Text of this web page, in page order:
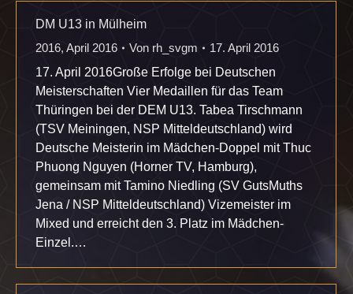
DM U13 in Mülheim
2016, April 2016 Von rh_svgm
17. April 2016
17. April 2016Große Erfolge bei Deutschen
Meisterschaften Vier Medaillen für das Team
Thüringen bei der DEM U13. Tabea Tirschmann
(TSV Meiningen, NSP Mitteldeutschland) wird
Deutsche Meisterin im Mädchen-Doppel mit Thuc
Phuong Nguyen (Horner TV, Hamburg),
gemeinsam mit Tamino Niedling (SV GutsMuths
Jena / NSP Mitteldeutschland) Vizemeister im
Mixed und erreicht den 3. Platz im Mädchen-
Einzel.…